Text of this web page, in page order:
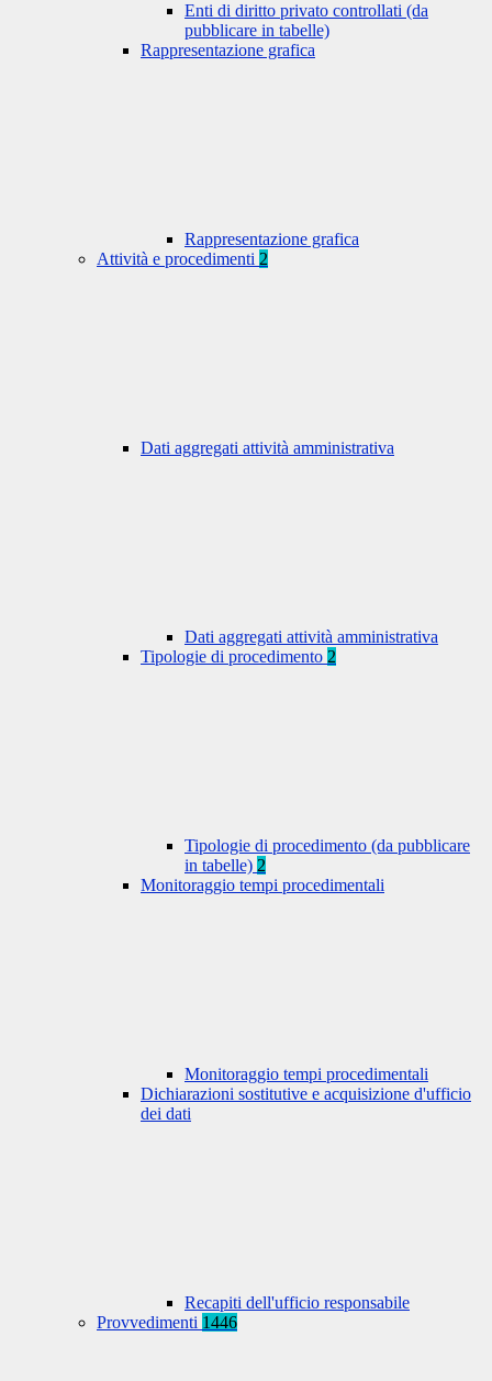
Enti di diritto privato controllati (da
pubblicare in tabelle)
Rappresentazione grafica
Rappresentazione grafica
Attività e procedimenti 2
Dati aggregati attività amministrativa
Dati aggregati attività amministrativa
Tipologie di procedimento 2
Tipologie di procedimento (da pubblicare
in tabelle) 2
Monitoraggio tempi procedimentali
Monitoraggio tempi procedimentali
Dichiarazioni sostitutive e acquisizione d'ufficio
dei dati
Recapiti dell'ufficio responsabile
Provvedimenti 1446